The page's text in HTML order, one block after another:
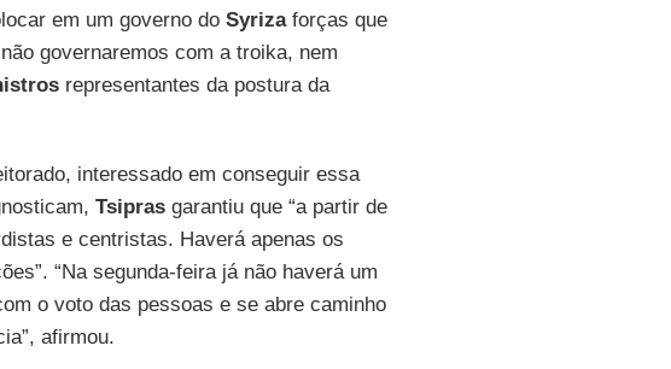
em um governo do Syrizaforças que
governaremos com a troika, nem
representantes da postura da
interessado em conseguir essa
Tsiprasgarantiu que “a partir de
e centristas. Haverá apenas os
“Na segunda-feira já não haverá um
o voto das pessoas e se abre caminho
afirmou.